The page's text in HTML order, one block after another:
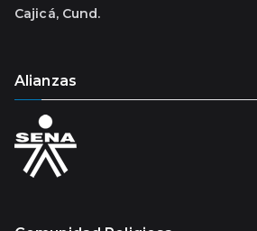
Cajicá, Cund.
Alianzas